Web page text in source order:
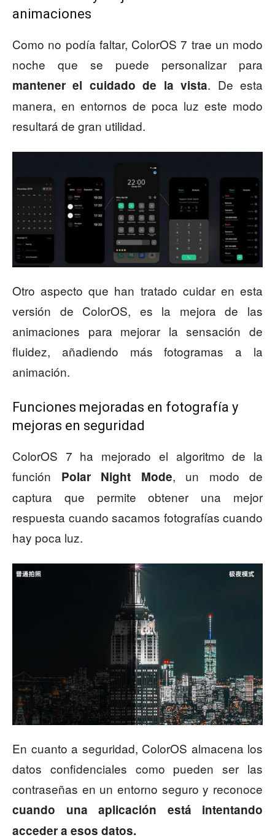
animaciones
Como no podía faltar, ColorOS 7 trae un modo
noche que se puede personalizar para
mantener el cuidado de la vista. De esta
manera, en entornos de poca luz este modo
resultará de gran utilidad.
Otro aspecto que han tratado cuidar en esta
versión de ColorOS, es la mejora de las
animaciones para mejorar la sensación de
fluidez, añadiendo más fotogramas a la
animación.
Funciones mejoradas en fotografía y
mejoras en seguridad
ColorOS 7 ha mejorado el algoritmo de la
función Polar Night Mode, un modo de
captura que permite obtener una mejor
respuesta cuando sacamos fotografías cuando
hay poca luz.
En cuanto a seguridad, ColorOS almacena los
datos confidenciales como pueden ser las
contraseñas en un entorno seguro y reconoce
cuando una aplicación está intentando
acceder a esos datos.